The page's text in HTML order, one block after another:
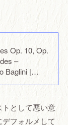
Op. 10, Op.
–
Baglini |…
として悪い意
フォルメして